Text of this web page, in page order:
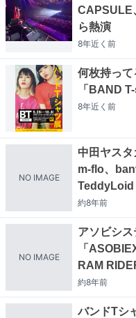
CAPSULE
ら熱演
8年近く 前
何枚持っ
「BAND
8年近く 前
NO IMAGE
中田ヤス
m-flo、
TeddyLoid
約8年前
NO IMAGE
アソビシ
「
RAM
約8年前
バンドTシ